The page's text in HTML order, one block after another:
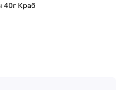
Чипсы Чипсоны 40г Краб